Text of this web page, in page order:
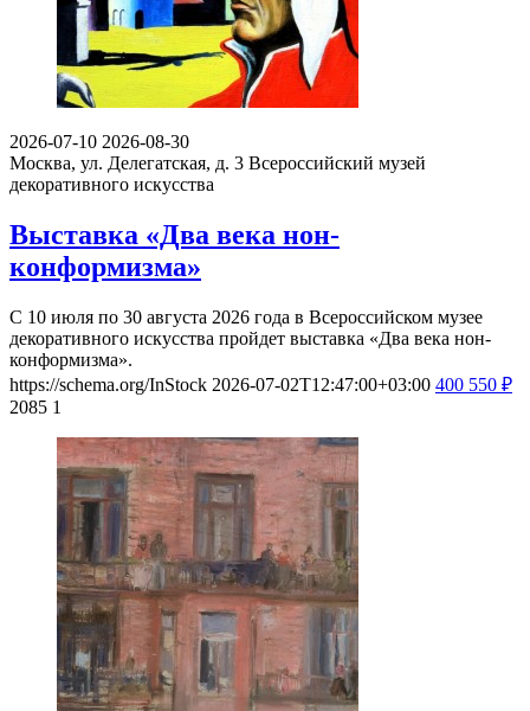
2026-07-10 2026-08-30
Москва, ул. Делегатская, д. 3 Всероссийский музей
декоративного искусства
Выставка «Два века нон-
конформизма»
С 10 июля по 30 августа 2026 года в Всероссийском музее
декоративного искусства пройдет выставка «Два века нон-
конформизма».
https://schema.org/InStock 2026-07-02T12:47:00+03:00 400 550 ₽
2085 1